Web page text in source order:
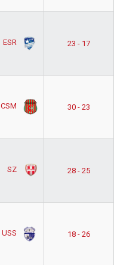
ESR 23 - 17
CSM 30 - 23
SZ 28 - 25
USS 18 - 26